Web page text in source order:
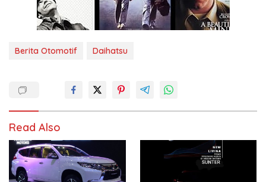
Berita Otomotif Daihatsu
Read Also